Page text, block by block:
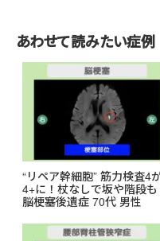
o
o
k
あわせて読みたい症例
“リペア幹細胞” 筋力検査4
4+に！杖なしで坂や階段も
脳梗塞後遺症 70代 男性